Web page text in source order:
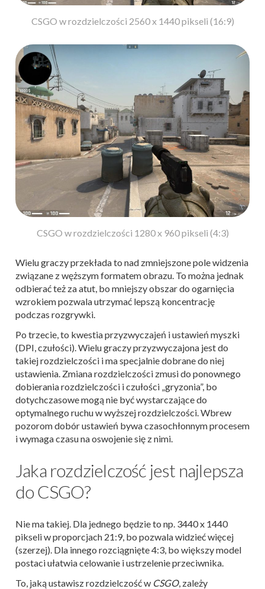
CSGO w rozdzielczości 2560 x 1440 pikseli (16:9)
CSGO w rozdzielczości 1280 x 960 pikseli (4:3)
Wielu graczy przekłada to nad zmniejszone pole widzenia
związane z węższym formatem obrazu. To można jednak
odbierać też za atut, bo mniejszy obszar do ogarnięcia
wzrokiem pozwala utrzymać lepszą koncentrację
podczas rozgrywki.
Po trzecie, to kwestia przyzwyczajeń i ustawień myszki
(DPI, czułości). Wielu graczy przyzwyczajona jest do
takiej rozdzielczości i ma specjalnie dobrane do niej
ustawienia. Zmiana rozdzielczości zmusi do ponownego
dobierania rozdzielczości i czułości „gryzonia”, bo
dotychczasowe mogą nie być wystarczające do
optymalnego ruchu w wyższej rozdzielczości. Wbrew
pozorom dobór ustawień bywa czasochłonnym procesem
i wymaga czasu na oswojenie się z nimi.
Jaka rozdzielczość jest najlepsza
do CSGO?
Nie ma takiej. Dla jednego będzie to np. 3440 x 1440
pikseli w proporcjach 21:9, bo pozwala widzieć więcej
(szerzej). Dla innego rozciągnięte 4:3, bo większy model
postaci ułatwia celowanie i ustrzelenie przeciwnika.
To, jaką ustawisz rozdzielczość w CSGO, zależy